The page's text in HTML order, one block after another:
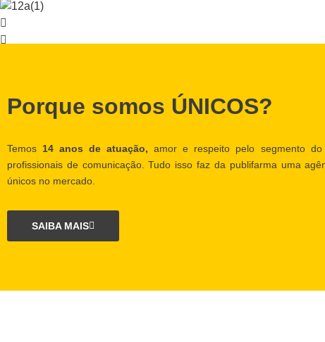
Porque somos ÚNICOS?
Temos 14 anos de atuação, amor e respeito pelo segmento
profissionais de comunicação. Tudo isso faz da publifarma uma
únicos no mercado.
SAIBA MAIS